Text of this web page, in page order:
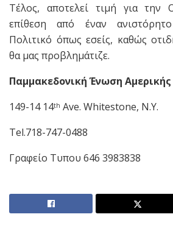
Τέλος, αποτελεί τιμή για την
επίθεση από έναν
Πολιτικό όπως εσείς, καθώς
θα μας προβλημάτιζε.
Παμμακεδονική Ένωση Αμερικής
149-14 14th Ave. Whitestone, N.Y.
Tel.718-747-0488
Γραφείο Τυπου 646 3983838